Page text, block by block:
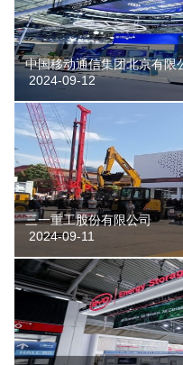
中国移动通信集团北京有限
2024-09-12
三一重工股份有限公司
2024-09-11